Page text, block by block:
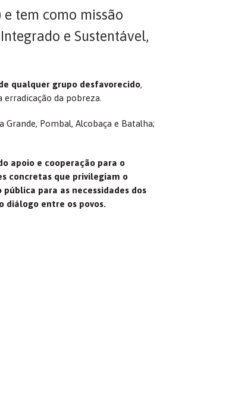
tem como missão
e Sustentável,
qualquer grupo desfavorecido,
da pobreza.
Pombal, Alcobaça e Batalha;
apoio e cooperação para o
concretas que privilegiam o
para as necessidades dos
diálogo entre os povos.